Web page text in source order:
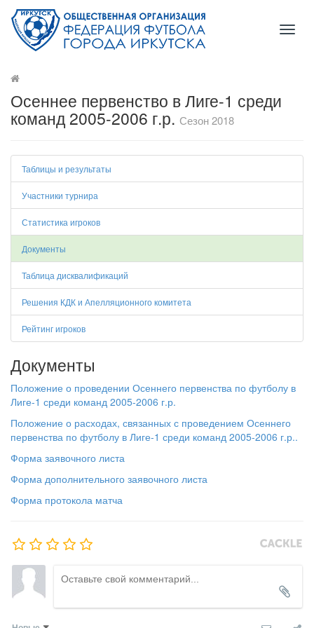
Осеннее первенство в Лиге-1 среди
команд 2005-2006 г.р. Сезон 2018
Таблицы и результаты
Участники турнира
Статистика игроков
Документы
Таблица дисквалификаций
Решения КДК и Апелляционного комитета
Рейтинг игроков
Документы
Положение о проведении Осеннего первенства по футболу в
Лиге-1 среди команд 2005-2006 г.р.
Положение о расходах, связанных с проведением Осеннего
первенства по футболу в Лиге-1 среди команд 2005-2006 г.р..
Форма заявочного листа
Форма дополнительного заявочного листа
Форма протокола матча